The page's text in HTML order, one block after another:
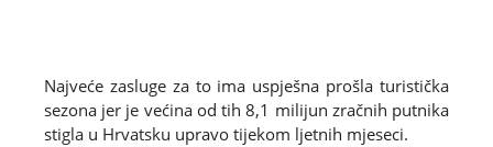
Najveće zasluge za to ima uspješna prošla turistička
sezona jer je većina od tih 8,1 milijun zračnih putnika
stigla u Hrvatsku upravo tijekom ljetnih mjeseci.